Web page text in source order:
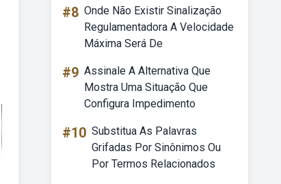
#8 Onde Não Existir Sinalização
Regulamentadora A Velocidade
Máxima Será De
#9 Assinale A Alternativa Que
Mostra Uma Situação Que
Configura Impedimento
#10 Substitua As Palavras
Grifadas Por Sinônimos Ou
Por Termos Relacionados